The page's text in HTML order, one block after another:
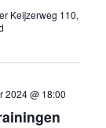
Keijzerweg 110,
2024 @ 18:00